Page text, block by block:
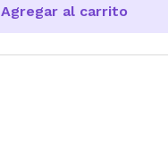
Agregar al carrito